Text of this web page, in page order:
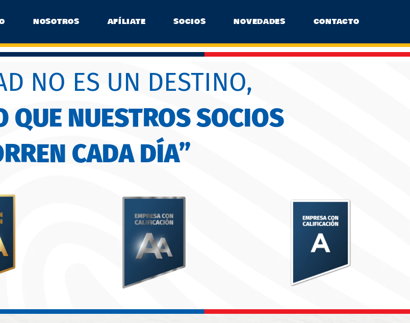
NOSOTROS AFÍLIATE SOCIOS NOVEDADES CONTACTO
NO ES UN DESTINO,
QUE NUESTROS SOCIOS
CADA DÍA”